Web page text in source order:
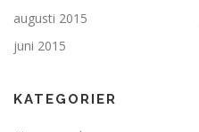
augusti 2015
juni 2015
KATEGORIER